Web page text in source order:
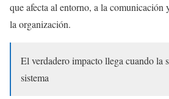
que afecta al entorno, a la comunicación
la organización.
El verdadero impacto llega cuando la
sistema